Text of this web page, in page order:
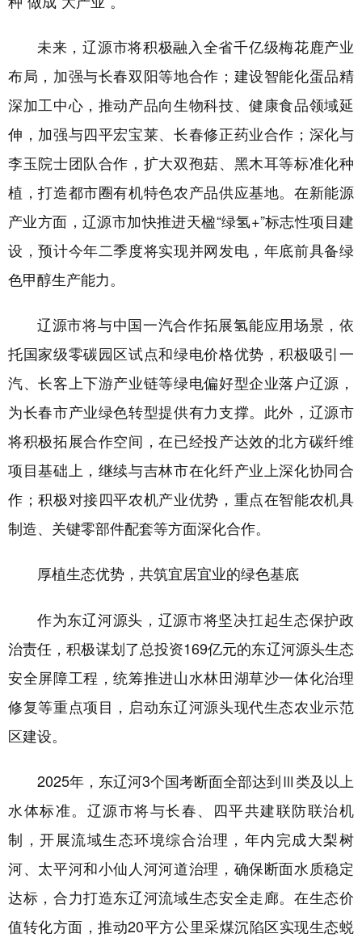
未来，辽源市将积极融入全省千亿级梅花鹿产业
布局，加强与长春双阳等地合作；建设智能化蛋品精
深加工中心，推动产品向生物科技、健康食品领域延
伸，加强与四平宏宝莱、长春修正药业合作；深化与
李玉院士团队合作，扩大双孢菇、黑木耳等标准化种
植，打造都市圈有机特色农产品供应基地。在新能源
产业方面， 辽源市加快推进天楹“绿氢+”标志性项目建
设，预计今年二季度将实现并网发电，年底前具备绿
色甲醇生产能力。
辽源市将与中国一汽合作拓展氢能应用场景，依
托国家级零碳园区试点和绿电价格优势，积极吸引一
汽、长客上下游产业链等绿电偏好型企业落户辽源，
为长春市产业绿色转型提供有力支撑。此外， 辽源市
将积极拓展合作空间，在已经投产达效的北方碳纤维
项目基础上，继续与吉林市在化纤产业上深化协同合
作；积极对接四平农机产业优势，重点在智能农机具
制造、关键零部件配套等方面深化合作。
厚植生态优势，共筑宜居宜业的绿色基底
作为东辽河源头， 辽源市将坚决扛起生态保护政
治责任，积极谋划了总投资169亿元的东辽河源头生态
安全屏障工程，统筹推进山水林田湖草沙一体化治理
修复等重点项目，启动东辽河源头现代生态农业示范
区建设。
2025年，东辽河3个国考断面全部达到Ⅲ类及以上
水体标准。 辽源市将与长春、四平共建联防联治机
制，开展流域生态环境综合治理，年内完成大梨树
河、太平河和小仙人河河道治理，确保断面水质稳定
达标，合力打造东辽河流域生态安全走廊。在生态价
值转化方面，推动20平方公里采煤沉陷区实现生态蜕